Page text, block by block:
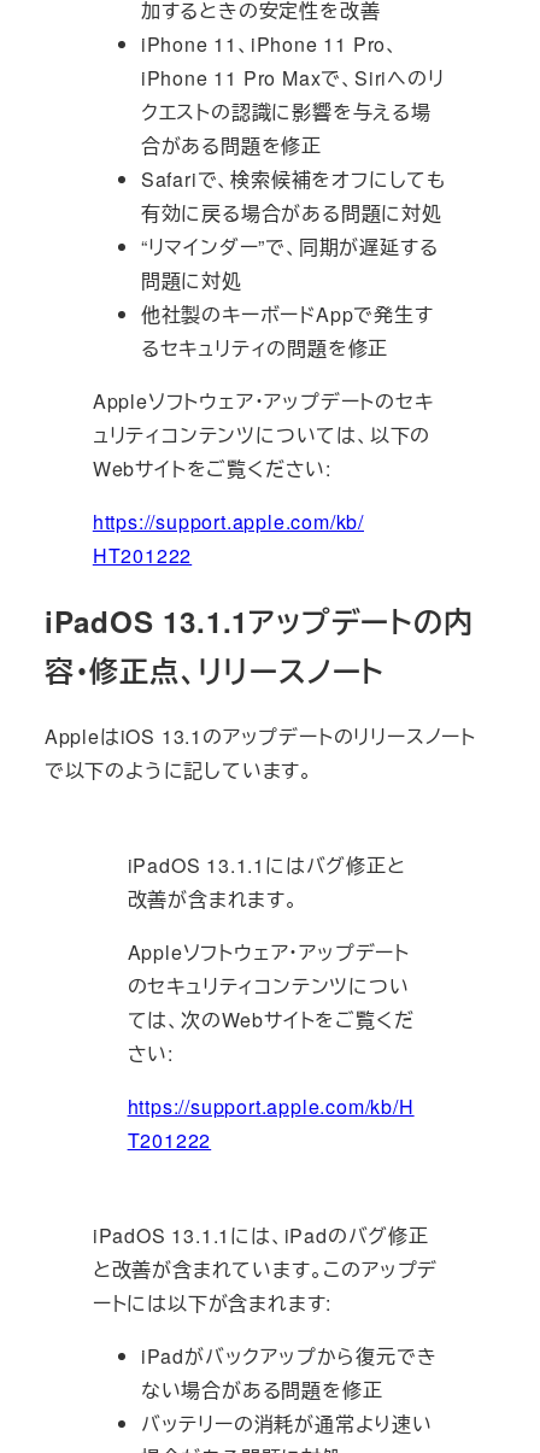
加するときの安定性を改善
iPhone 11、iPhone 11 Pro、
iPhone 11 Pro Maxで、Siriへのリ
クエストの認識に影響を与える場
合がある問題を修正
Safariで、検索候補をオフにしても
有効に戻る場合がある問題に対処
“リマインダー”で、同期が遅延する
問題に対処
他社製のキーボードAppで発生す
るセキュリティの問題を修正
Appleソフトウェア・アップデートのセキ
ュリティコンテンツについては、以下の
Webサイトをご覧ください:
https://support.apple.com/kb/
HT201222
iPadOS 13.1.1アップデートの内
容・修正点、リリースノート
AppleはiOS 13.1のアップデートのリリースノート
で以下のように記しています。
iPadOS 13.1.1にはバグ修正と
改善が含まれます。
Appleソフトウェア・アップデート
のセキュリティコンテンツについ
ては、次のWebサイトをご覧くだ
さい:
https://support.apple.com/kb/H
T201222
iPadOS 13.1.1 には、 iPadのバグ修正
と改善が含まれています。このアップデ
ートには以下が含まれます:
iPadがバックアップから復元でき
ない場合がある問題を修正
バッテリーの消耗が通常より速い